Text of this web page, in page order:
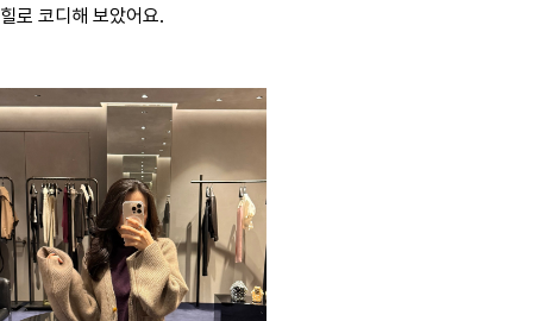
힐로 코디해 보았어요.